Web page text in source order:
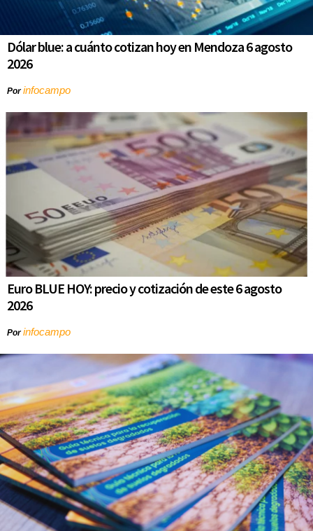
Dólar blue: a cuánto cotizan hoy en Mendoza 6 agosto
2026
Porinfocampo
Euro BLUE HOY: precio y cotización de este 6 agosto
2026
Porinfocampo